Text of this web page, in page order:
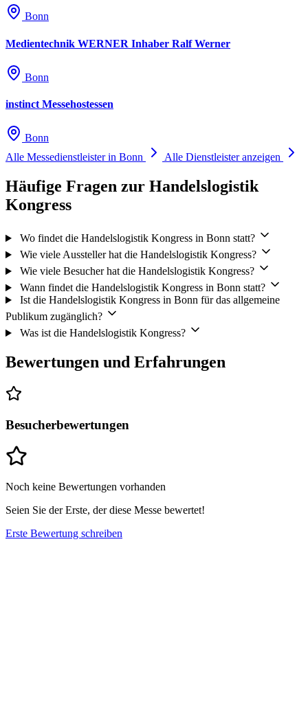
Bonn
Medientechnik WERNER Inhaber Ralf Werner
Bonn
instinct Messehostessen
Bonn
Alle Messedienstleister in Bonn
Alle Dienstleister anzeigen
Häufige Fragen zur Handelslogistik
Kongress
Wo findet die Handelslogistik Kongress in Bonn statt?
Wie viele Aussteller hat die Handelslogistik Kongress?
Wie viele Besucher hat die Handelslogistik Kongress?
Wann findet die Handelslogistik Kongress in Bonn statt?
Ist die Handelslogistik Kongress in Bonn für das allgemeine
Publikum zugänglich?
Was ist die Handelslogistik Kongress?
Bewertungen und Erfahrungen
Besucherbewertungen
Noch keine Bewertungen vorhanden
Seien Sie der Erste, der diese Messe bewertet!
Erste Bewertung schreiben